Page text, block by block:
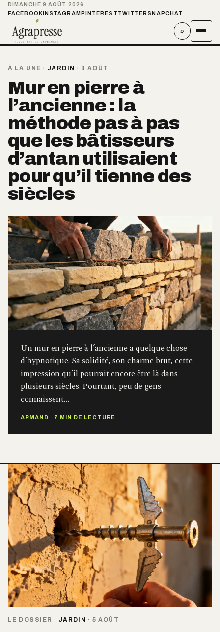
DIMANCHE 9 AOÛT 2026
FACEBOOKINSTAGRAMPINTEREST TWITTER SNAPCHAT
⌕
À LA UNE · JARDIN · 8 AOÛT
Mur en pierre à
l’ancienne : la
méthode pas à pas
que les bâtisseurs
d’antan utilisaient
pour qu’il tienne des
siècles
Un mur en pierre à l’ancienne a quelque chose
d’hypnotique. Sa solidité, son charme brut, cette
impression qu’il pourrait encore être là dans
plusieurs siècles. Pourtant, peu de gens
connaissent…
ARMAND · 7 MIN DE LECTURE
LE DOSSIER · JARDIN · 5 AOÛT